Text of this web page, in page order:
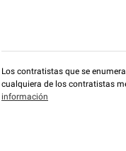
Los contratistas que se
cualquiera de los contratistas
información